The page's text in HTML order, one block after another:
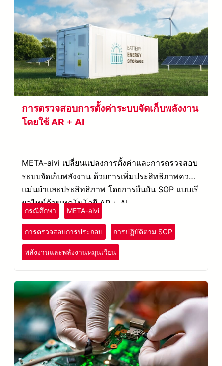
การตรวจสอบการตั้งค่าระบบจัดเก็บพลังงาน
โดยใช้ AR + AI
META-aivi เปลี่ยนแปลงการตั้งค่าและการตรวจสอบ
ระบบจัดเก็บพลังงาน ด้วยการเพิ่มประสิทธิภาพความ
แม่นยำและประสิทธิภาพ โดยการยืนยัน SOP แบบเรี
ยลไทม์ด้วยเทคโนโลยี AR + AI.
กรณีศึกษา META-aivi
การตรวจสอบการประกอบ การปฏิบัติตาม SOP
พลังงานและพลังงานหมุนเวียน